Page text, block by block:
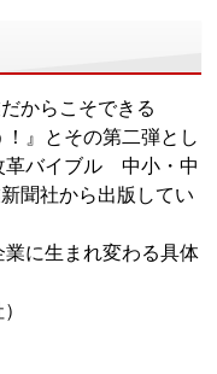
からこそできる
』とその第二弾とし
革バイブル 中小・中
聞社から出版してい
に生まれ変わる具体